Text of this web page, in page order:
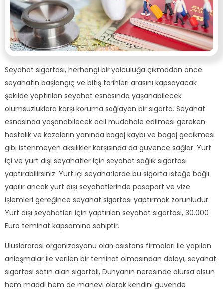
Seyahat sigortası, herhangi bir yolculuğa çıkmadan önce
seyahatin başlangıç ve bitiş tarihleri arasını kapsayacak
şekilde yaptırılan seyahat esnasında yaşanabilecek
olumsuzluklara karşı koruma sağlayan bir sigorta. Seyahat
esnasında yaşanabilecek acil müdahale edilmesi gereken
hastalık ve kazaların yanında bagaj kaybı ve bagaj gecikmesi
gibi istenmeyen aksilikler karşısında da güvence sağlar. Yurt
içi ve yurt dışı seyahatler için seyahat sağlık sigortası
yaptırabilirsiniz. Yurt içi seyahatlerde bu sigorta isteğe bağlı
yapılır ancak yurt dışı seyahatlerinde pasaport ve vize
işlemleri gereğince seyahat sigortası yaptırmak zorunludur.
Yurt dışı seyahatleri için yaptırılan seyahat sigortası, 30.000
Euro teminat kapsamına sahiptir.
Uluslararası organizasyonu olan asistans firmaları ile yapılan
anlaşmalar ile verilen bir teminat olmasından dolayı, seyahat
sigortası satın alan sigortalı, Dünyanın neresinde olursa olsun
hem maddi hem de manevi olarak kendini güvende